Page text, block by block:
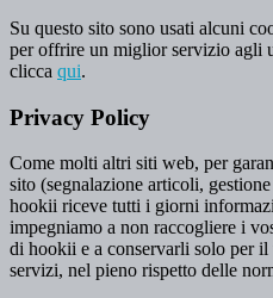
Su questo sito sono usati alcuni
per offrire un miglior servizio agli
clicca qui.
Privacy Policy
Come molti altri siti web, per
sito (segnalazione articoli,
hookii riceve tutti i giorni
impegniamo a non raccogliere i
di hookii e a conservarli solo per il
servizi, nel pieno rispetto delle